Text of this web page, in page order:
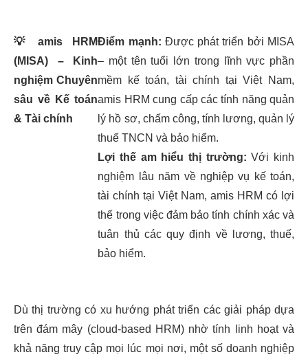
💡
amis HRM
(MISA) – Kinh
nghiệm Chuyên
sâu về Kế toán
& Tài chính
Điểm mạnh: Được phát triển bởi MISA
– một tên tuổi lớn trong lĩnh vực phần
mềm kế toán, tài chính tại Việt Nam,
amis HRM cung cấp các tính năng quản
lý hồ sơ, chấm công, tính lương, quản lý
thuế TNCN và bảo hiểm.
Lợi thế am hiểu thị trường: Với kinh
nghiệm lâu năm về nghiệp vụ kế toán,
tài chính tại Việt Nam, amis HRM có lợi
thế trong việc đảm bảo tính chính xác và
tuân thủ các quy định về lương, thuế,
bảo hiểm.
Dù thị trường có xu hướng phát triển các giải pháp dựa
trên đám mây (cloud-based HRM) nhờ tính linh hoạt và
khả năng truy cập mọi lúc mọi nơi, một số doanh nghiệp